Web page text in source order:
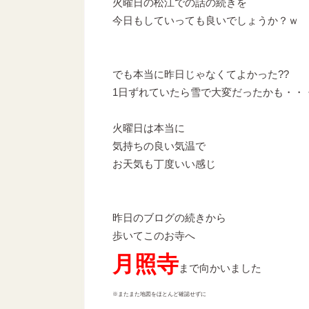
火曜日の松江での話の続きを
今日もしていっても良いでしょうか？ｗ
でも本当に昨日じゃなくてよかった??
1日ずれていたら雪で大変だったかも・・
火曜日は本当に
気持ちの良い気温で
お天気も丁度いい感じ
昨日のブログの続きから
歩いてこのお寺へ
月照寺まで向かいました
※またまた地図をほとんど確認せずに